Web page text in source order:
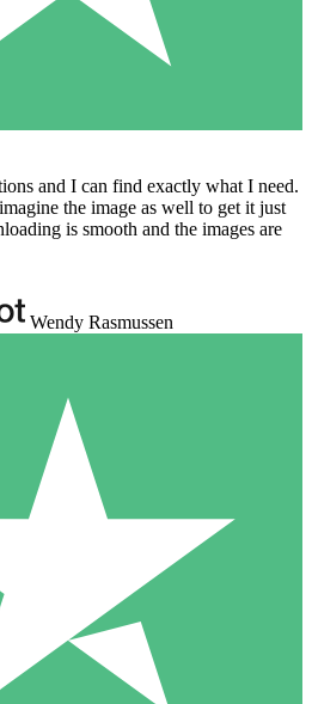
and I can find exactly what I need.
the image as well to get it just
is smooth and the images are
Wendy Rasmussen